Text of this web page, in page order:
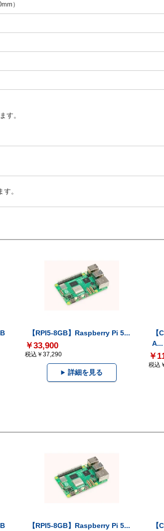
）
す。
。
【RPI5-8GB】Raspberry Pi 5...
￥33,900
税込￥37,290
詳細を見る
A...
￥
税込
【RPI5-8GB】Raspberry Pi 5...